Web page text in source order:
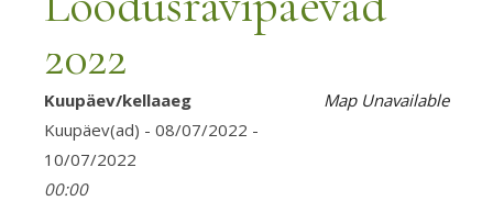
2022
Map Unavailable
Kuupäev/kellaaeg
Kuupäev(ad) - 08/07/2022 -
10/07/2022
00:00